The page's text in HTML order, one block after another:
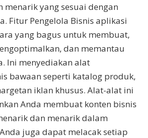
menarik yang sesuai dengan
Fitur Pengelola Bisnis aplikasi
yang bagus untuk membuat,
dan memantau
Ini menyediakan alat
bawaan seperti katalog produk,
iklan khusus. Alat-alat ini
Anda membuat konten bisnis
dan menarik dalam
juga dapat melacak setiap